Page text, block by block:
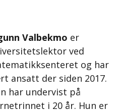
Valbekmo er
ved
og har
ansatt der siden 2017.
har undervist på
i 20 år. Hun er